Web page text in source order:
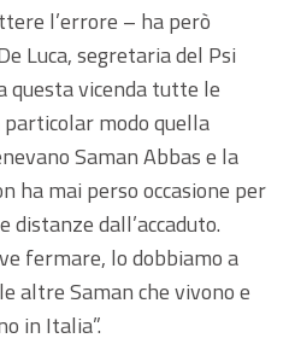
l’errore – ha però
Luca, segretaria del Psi
questa vicenda tutte le
modo quella
Saman Abbas e la
ha mai perso occasione per
distanze dall’accaduto.
fermare, lo dobbiamo a
altre Saman che vivono e
in Italia”.